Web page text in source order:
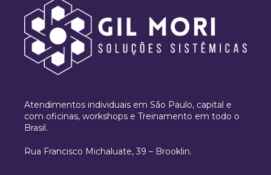
Atendimentos individuais em São Paulo, capital e
com oficinas, workshops e Treinamento em todo o
Brasil.
Rua Francisco Michaluate, 39 – Brooklin.